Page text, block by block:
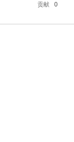
贡献 0